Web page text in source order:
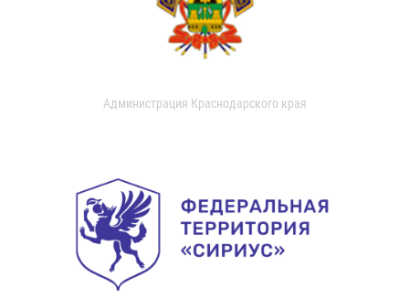
Администрация Краснодарского края